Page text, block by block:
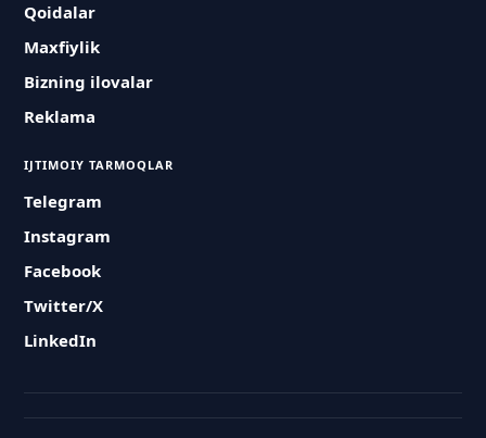
Qoidalar
Maxfiylik
Bizning ilovalar
Reklama
IJTIMOIY TARMOQLAR
Telegram
Instagram
Facebook
Twitter/X
LinkedIn